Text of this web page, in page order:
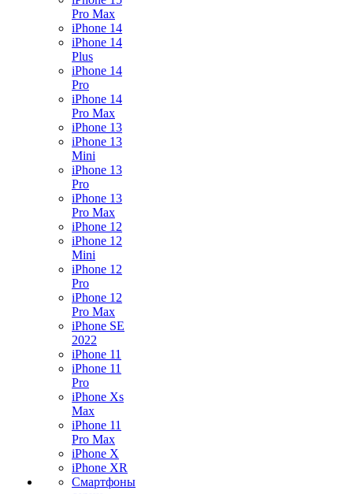
Pro Max
iPhone 14
iPhone 14
Plus
iPhone 14
Pro
iPhone 14
Pro Max
iPhone 13
iPhone 13
Mini
iPhone 13
Pro
iPhone 13
Pro Max
iPhone 12
iPhone 12
Mini
iPhone 12
Pro
iPhone 12
Pro Max
iPhone SE
2022
iPhone 11
iPhone 11
Pro
iPhone Xs
Max
iPhone 11
Pro Max
iPhone X
iPhone XR
Смартфоны